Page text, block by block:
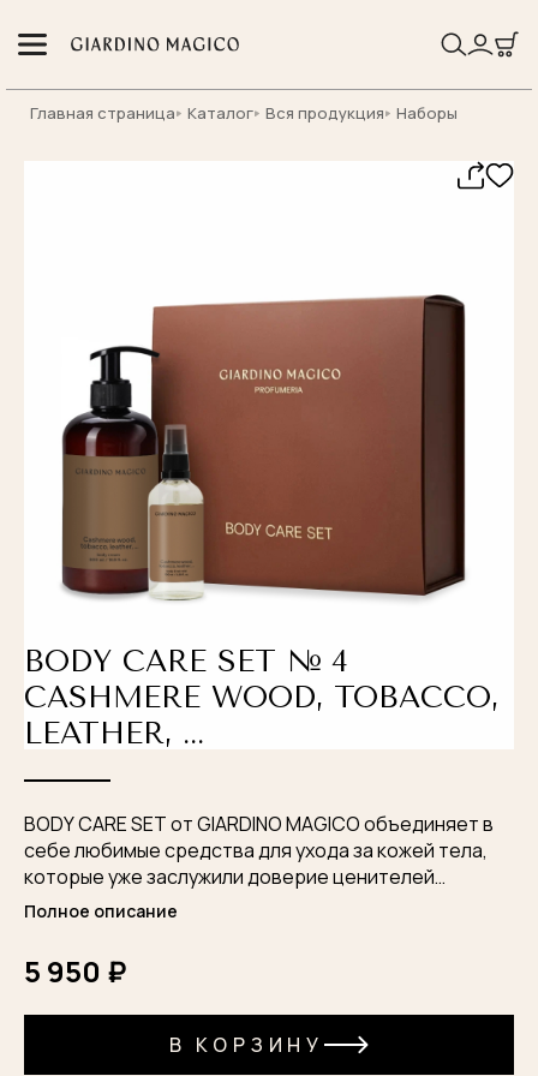
Главная страница Каталог Вся продукция Наборы
BODY CARE SET № 4
CASHMERE WOOD, TOBACCO,
LEATHER, ...
BODY CARE SET от GIARDINO MAGICO объединяет в
себе любимые средства для ухода за кожей тела,
которые уже заслужили доверие ценителей
эффективного и роскошного ухода. Оба средства
ухода и наслаждения ароматом.Эстетично
упакованный набор порадует не только вас, но и
ваших близких.
Полное описание
5 950 ₽
В КОРЗИНУ